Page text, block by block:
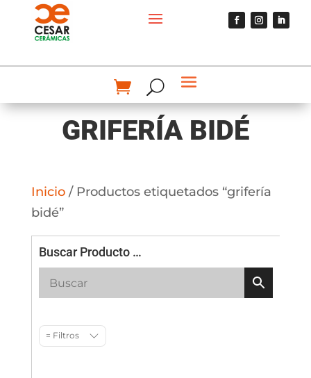
GRIFERÍA BIDÉ
Inicio/ Productos etiquetados “grifería
bidé”
Buscar Producto …
= Filtros